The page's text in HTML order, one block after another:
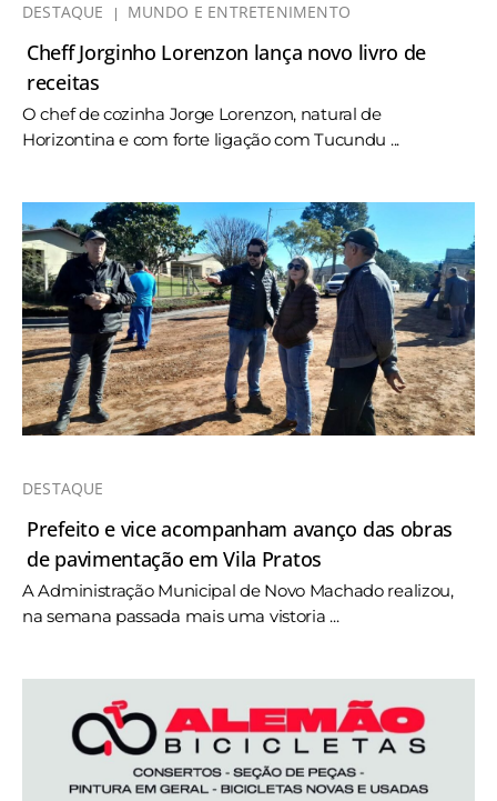
DESTAQUE MUNDO E ENTRETENIMENTO
Cheff Jorginho Lorenzon lança novo livro de
receitas
O chef de cozinha Jorge Lorenzon, natural de
Horizontina e com forte ligação com Tucundu ...
DESTAQUE
Prefeito e vice acompanham avanço das obras
de pavimentação em Vila Pratos
A Administração Municipal de Novo Machado realizou,
na semana passada mais uma vistoria ...